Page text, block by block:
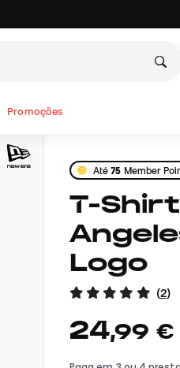
Promoções
Até75 Member
T-Shirt New Era Los
Logo
(2)
24,99 €